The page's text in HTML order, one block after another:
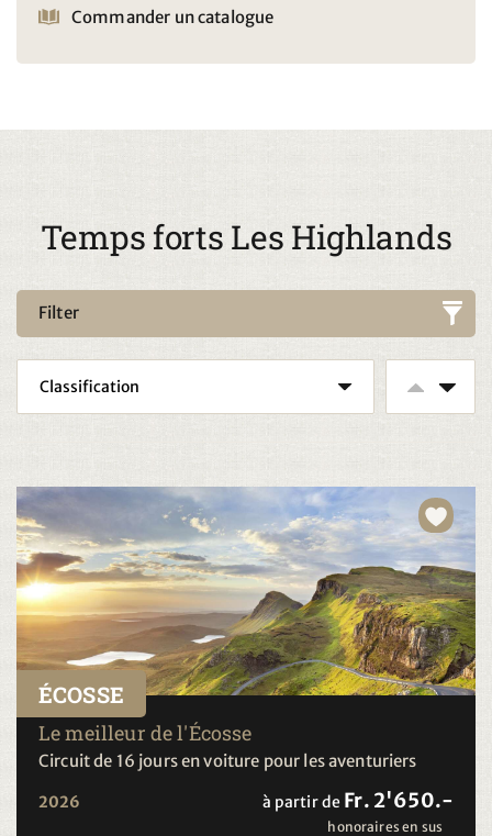
Commander un catalogue
Temps forts Les Highlands
Filter
ÉCOSSE
Le meilleur de l'Écosse
Circuit de 16 jours en voiture pour les aventuriers
2026 à partir de Fr. 2'650.-
honoraires en sus